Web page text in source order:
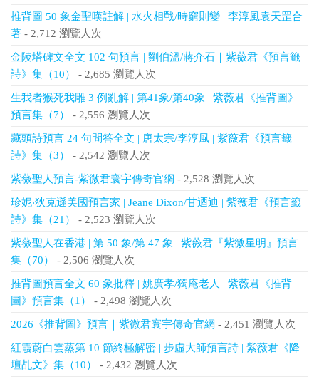
推背圖 50 象金聖嘆註解 | 水火相戰/時窮則變 | 李淳風袁天罡合
著 - 2,712 瀏覽人次
金陵塔碑文全文 102 句預言 | 劉伯溫/蔣介石｜紫薇君《預言籤
詩》集（10）
- 2,685 瀏覽人次
生我者猴死我雕 3 例亂解 | 第41象/第40象 | 紫薇君《推背圖》
預言集（7）
- 2,556 瀏覽人次
藏頭詩預言 24 句問答全文 | 唐太宗/李淳風 | 紫薇君《預言籤
詩》集（3）
- 2,542 瀏覽人次
紫薇聖人預言-紫微君寰宇傳奇官網 - 2,528 瀏覽人次
珍妮‧狄克遜美國預言家 | Jeane Dixon/甘迺迪 | 紫薇君《預言籤
詩》集（21）
- 2,523 瀏覽人次
紫薇聖人在香港 | 第 50 象/第 47 象 | 紫薇君『紫微星明』預言
集（70）
- 2,506 瀏覽人次
推背圖預言全文 60 象批釋 | 姚廣孝/獨庵老人 | 紫薇君《推背
圖》預言集（1）
- 2,498 瀏覽人次
2026《推背圖》預言｜紫微君寰宇傳奇官網 - 2,451 瀏覽人次
紅霞蔚白雲蒸第 10 節終極解密 | 步虛大師預言詩 | 紫薇君《降
壇乩文》集（10）
- 2,432 瀏覽人次